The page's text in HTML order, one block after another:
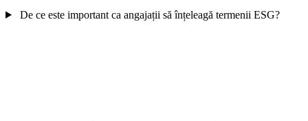
De ce este important ca angajații să înțeleagă termenii ESG?